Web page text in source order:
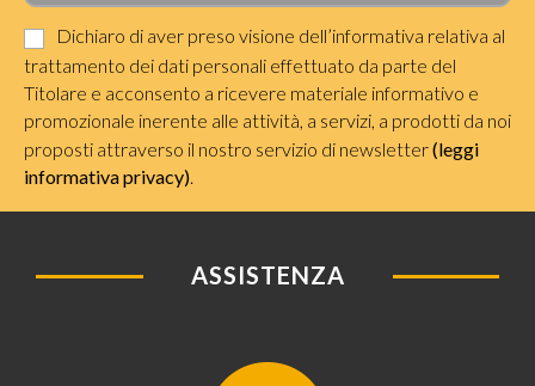
Dichiaro di aver preso visione dell’informativa relativa al
trattamento dei dati personali effettuato da parte del
Titolare e acconsento a ricevere materiale informativo e
promozionale inerente alle attività, a servizi, a prodotti da noi
proposti attraverso il nostro servizio di newsletter(leggi
informativa privacy).
ASSISTENZA